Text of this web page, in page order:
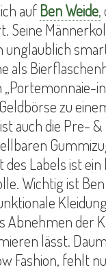
aufBen Weide,
Seine
unglaublich
als
zu
auch die Pre-
Labels ist
Wichtig ist
Abnehmen der
lässt.
Fashion, fehlt